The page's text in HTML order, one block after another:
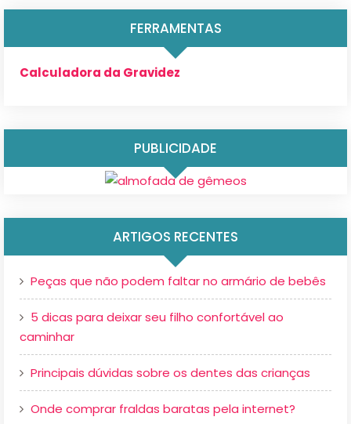
FERRAMENTAS
Calculadora da Gravidez
PUBLICIDADE
ARTIGOS RECENTES
Peças que não podem faltar no armário de bebês
5 dicas para deixar seu filho confortável ao
caminhar
Principais dúvidas sobre os dentes das crianças
Onde comprar fraldas baratas pela internet?